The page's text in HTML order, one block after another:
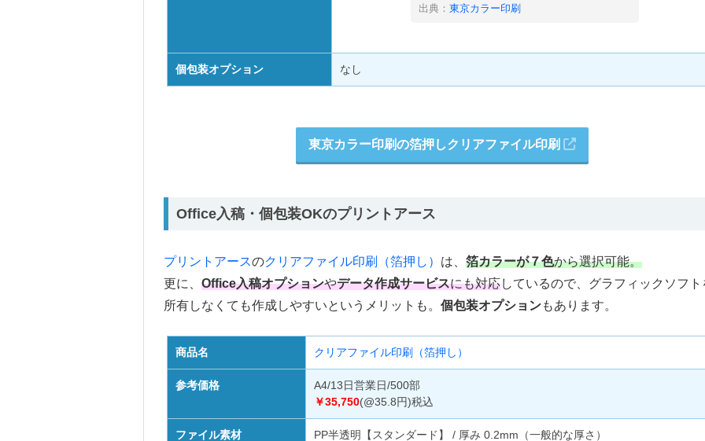
出典： 東京カラー印刷
個包装オプション なし
東京カラー印刷の箔押しクリアファイル印刷
Office入稿・個包装OKのプリントアース
プリントアースのクリアファイル印刷（箔押し） は、 箔カラーが７色から選択可能。
更に、 Office入稿オプションやデータ作成サービスにも対応しているので、グラフィックソフト
所有しなくても作成しやすいというメリットも。 個包装オプションもあります。
商品名 クリアファイル印刷（箔押し）
参考価格
A4/13日営業日/500部
￥35,750(@35.8円)税込
ファイル素材 PP半透明【スタンダード】 / 厚み 0.2mm（一般的な厚さ）